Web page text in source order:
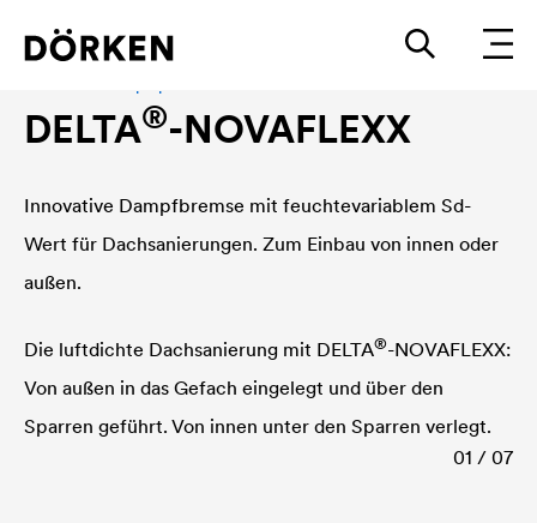
DELTA®-NOVAFLEXX
Innovative Dampfbremse mit feuchtevariablem Sd-
Wert für Dachsanierungen. Zum Einbau von innen oder
außen.
Die luftdichte Dachsanierung mit DELTA®-NOVAFLEXX:
Von außen in das Gefach eingelegt und über den
Sparren geführt. Von innen unter den Sparren verlegt.
01 / 07